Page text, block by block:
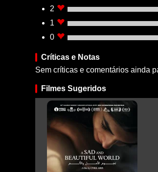
2
1
0
Críticas e Notas
Sem críticas e comentários ainda
Filmes Sugeridos